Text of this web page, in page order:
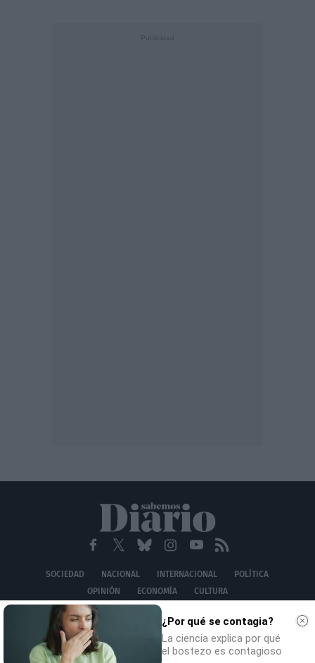
SOCIEDAD NACIONAL INTERNACIONAL
POLÍTICA
OPINIÓN
ECONOMÍA CULTURA
AVISO LEGAL POLÍTICA DE PRIVACIDAD
CONTACTO
© 2026 Multimedia Ediciones Globales S.L.
¿Por qué se contagia?
La ciencia explica por qué
el bostezo es contagioso